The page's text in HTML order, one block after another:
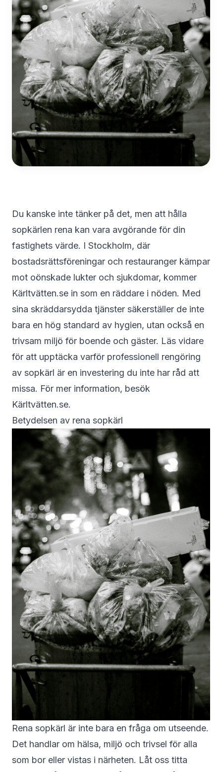
Du kanske inte tänker på det, men att hålla
sopkärlen rena kan vara avgörande för din
fastighets värde. I Stockholm, där
bostadsrättsföreningar och restauranger kämpar
mot oönskade lukter och sjukdomar, kommer
Kärltvätten.se in som en räddare i nöden. Med
sina skräddarsydda tjänster säkerställer de inte
bara en hög standard av hygien, utan också en
trivsam miljö för boende och gäster. Läs vidare
för att upptäcka varför professionell rengöring
av sopkärl är en investering du inte har råd att
missa. För mer information, besök
Kärltvätten.se.
Betydelsen av rena sopkärl
Rena sopkärl är inte bara en fråga om utseende.
Det handlar om hälsa, miljö och trivsel för alla
som bor eller vistas i närheten. Låt oss titta